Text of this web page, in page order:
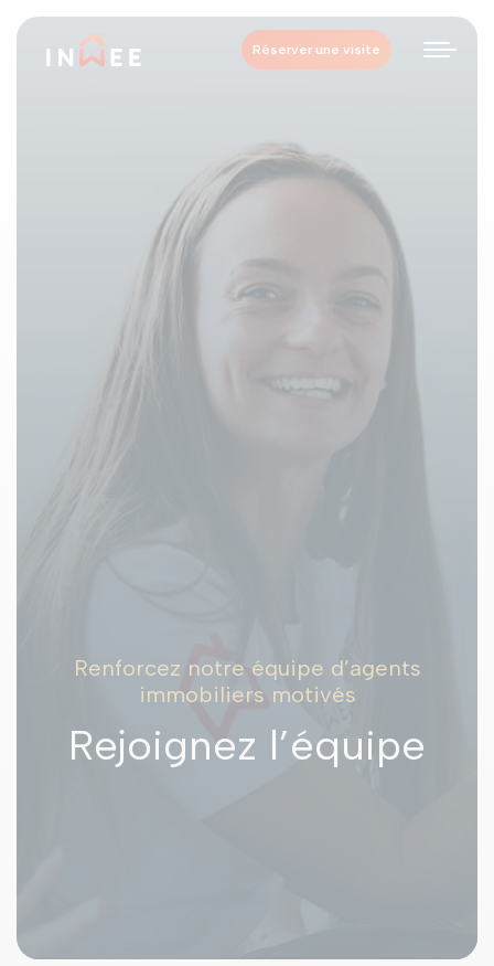
Réserver une visite
Renforcez notre équipe d’agents
immobiliers motivés
Rejoignez l’équipe